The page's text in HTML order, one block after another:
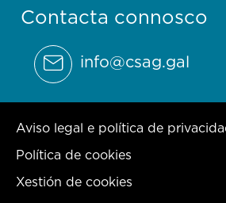
Contacta connosco
info@csag.gal
Aviso legal e política de
Política de cookies
Xestión de cookies